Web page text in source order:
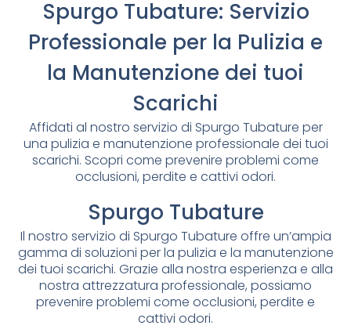
Spurgo Tubature: Servizio
Professionale per la Pulizia e
la Manutenzione dei tuoi
Scarichi
Affidati al nostro servizio di Spurgo Tubature per
una pulizia e manutenzione professionale dei tuoi
scarichi. Scopri come prevenire problemi come
occlusioni, perdite e cattivi odori.
Spurgo Tubature
Il nostro servizio di Spurgo Tubature offre un’ampia
gamma di soluzioni per la pulizia e la manutenzione
dei tuoi scarichi. Grazie alla nostra esperienza e alla
nostra attrezzatura professionale, possiamo
prevenire problemi come occlusioni, perdite e
cattivi odori.